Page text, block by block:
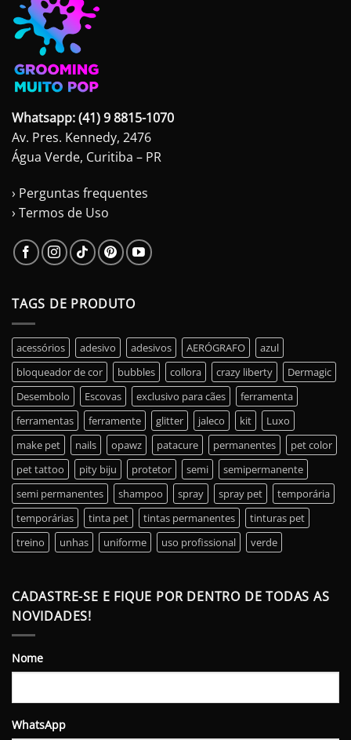
Whatsapp: (41) 9 8815-1070
Av. Pres. Kennedy, 2476
Água Verde, Curitiba – PR
› Perguntas frequentes
› Termos de Uso
TAGS DE PRODUTO
acessórios adesivo adesivos AERÓGRAFO
azul
bloqueador de cor
bubbles collora crazy liberty
Dermagic
Desembolo
Escovas exclusivo para cães
ferramenta
ferramentas
ferramente glitter jaleco kit
Luxo
make pet
nails opawz patacure permanentes
pet color
pet tattoo
pity biju protetor semi
semipermanente
semi permanentes
shampoo spray spray pet
temporária
temporárias
tinta pet tintas permanentes
tinturas pet
treino
unhas uniforme uso profissional verde
CADASTRE-SE E FIQUE POR DENTRO DE TODAS AS
NOVIDADES!
Nome
WhatsApp